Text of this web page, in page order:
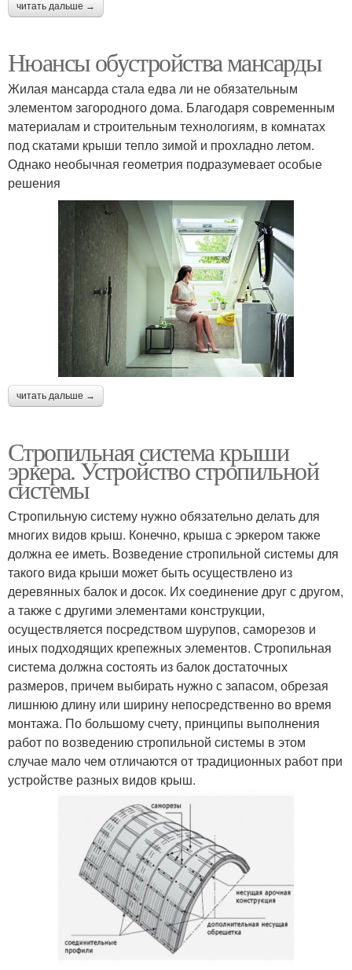
читать дальше →
Нюансы обустройства мансарды
Жилая мансарда стала едва ли не обязательным
элементом загородного дома. Благодаря современным
материалам и строительным технологиям, в комнатах
под скатами крыши тепло зимой и прохладно летом.
Однако необычная геометрия подразумевает особые
решения
читать дальше →
Стропильная система крыши
эркера. Устройство стропильной
системы
Стропильную систему нужно обязательно делать для
многих видов крыш. Конечно, крыша с эркером также
должна ее иметь. Возведение стропильной системы для
такого вида крыши может быть осуществлено из
деревянных балок и досок. Их соединение друг с другом,
а также с другими элементами конструкции,
осуществляется посредством шурупов, саморезов и
иных подходящих крепежных элементов. Стропильная
система должна состоять из балок достаточных
размеров, причем выбирать нужно с запасом, обрезая
лишнюю длину или ширину непосредственно во время
монтажа. По большому счету, принципы выполнения
работ по возведению стропильной системы в этом
случае мало чем отличаются от традиционных работ при
устройстве разных видов крыш.